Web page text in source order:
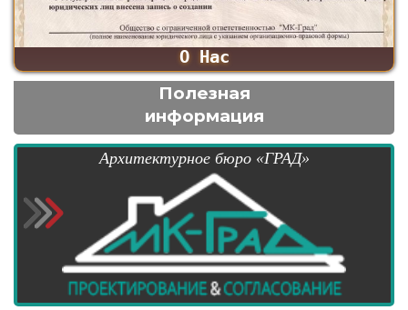
О Нас
Полезная
информация
Архитектурное бюро «ГРАД»